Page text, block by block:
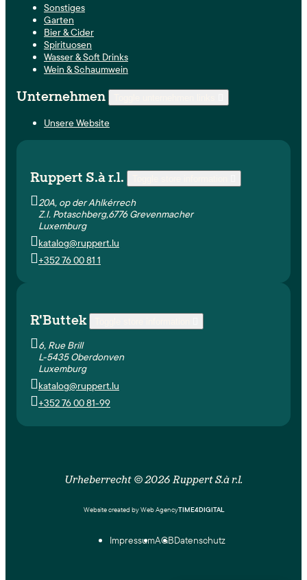
Sonstiges
Garten
Bier & Cider
Spirituosen
Wasser & Soft Drinks
Wein & Schaumwein
Unternehmen
Unsere Website
Ruppert S.à r.l.
20A, op der Ahlkérrech
Z.I. Potaschberg,6776 Grevenmacher
Luxemburg
katalog@ruppert.lu
+352 76 00 81 1
R'Buttek
6, Rue Brill
L-5435 Oberdonven
Luxemburg
katalog@ruppert.lu
+352 76 00 81-99
Urheberrecht © 2026 Ruppert S.à r.l.
Website created by Web AgencyTIME4DIGITAL
ImpressumAGBDatenschutz